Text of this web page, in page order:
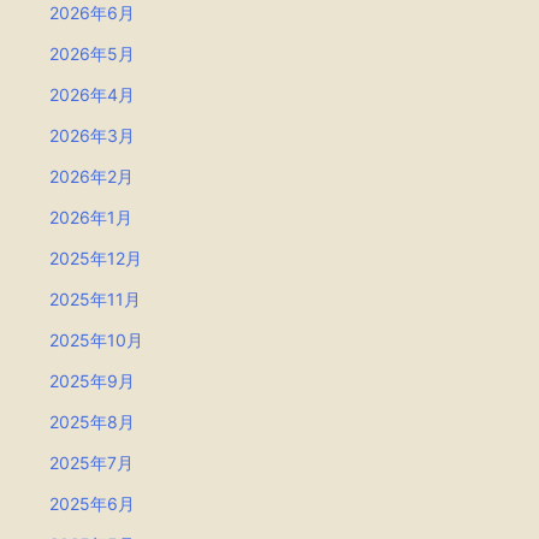
2026年6月
2026年5月
2026年4月
2026年3月
2026年2月
2026年1月
2025年12月
2025年11月
2025年10月
2025年9月
2025年8月
2025年7月
2025年6月